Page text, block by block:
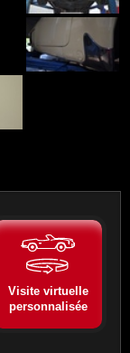
Visite virtuelle
personnalisée